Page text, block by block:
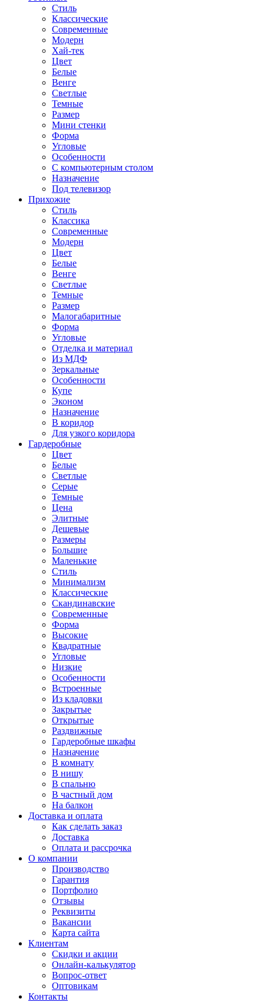
Стиль
Классические
Современные
Модерн
Хай-тек
Цвет
Белые
Венге
Светлые
Темные
Размер
Мини стенки
Форма
Угловые
Особенности
С компьютерным столом
Назначение
Под телевизор
Прихожие
Стиль
Классика
Современные
Модерн
Цвет
Белые
Венге
Светлые
Темные
Размер
Малогабаритные
Форма
Угловые
Отделка и материал
Из МДФ
Зеркальные
Особенности
Купе
Эконом
Назначение
В коридор
Для узкого коридора
Гардеробные
Цвет
Белые
Светлые
Серые
Темные
Цена
Элитные
Дешевые
Размеры
Большие
Маленькие
Стиль
Минимализм
Классические
Скандинавские
Современные
Форма
Высокие
Квадратные
Угловые
Низкие
Особенности
Встроенные
Из кладовки
Закрытые
Открытые
Раздвижные
Гардеробные шкафы
Назначение
В комнату
В нишу
В спальню
В частный дом
На балкон
Доставка и оплата
Как сделать заказ
Доставка
Оплата и рассрочка
О компании
Производство
Гарантия
Портфолио
Отзывы
Реквизиты
Вакансии
Карта сайта
Клиентам
Скидки и акции
Онлайн-калькулятор
Вопрос-ответ
Оптовикам
Контакты